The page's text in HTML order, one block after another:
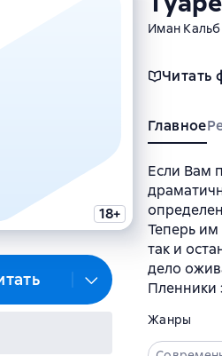
18+
Иман
Читать
Главное
Если Вам
Теперь
так и
дело
Пленники
Жанры